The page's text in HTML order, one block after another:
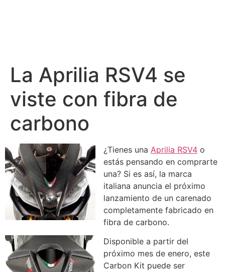
La Aprilia RSV4 se
viste con fibra de
carbono
¿Tienes una Aprilia RSV4 o
estás pensando en comprarte
una? Si es así, la marca
italiana anuncia el próximo
lanzamiento de un carenado
completamente fabricado en
fibra de carbono.
Disponible a partir del
próximo mes de enero, este
Carbon Kit puede ser